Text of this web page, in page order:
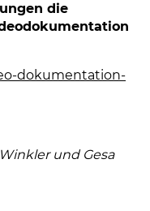
die
dokumentation-
öffnet einen neuen
und Gesa